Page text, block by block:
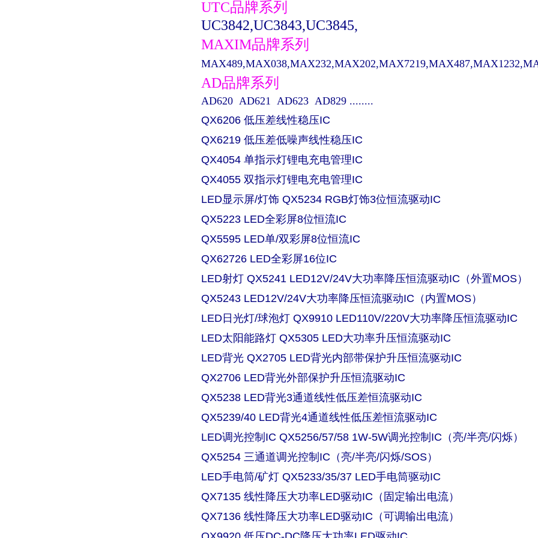
UTC品牌系列
UC3842,UC3843,UC3845,
MAXIM品牌系列
AD品牌系列
AD620 AD621 AD623 AD829 ........
QX6206 低压差线性稳压IC
QX6219 低压差低噪声线性稳压IC
QX4054 单指示灯锂电充电管理IC
QX4055 双指示灯锂电充电管理IC
LED显示屏/灯饰 QX5234 RGB灯饰3位恒流驱动IC
QX5223 LED全彩屏8位恒流IC
QX5595 LED单/双彩屏8位恒流IC
QX62726 LED全彩屏16位IC
LED射灯 QX5241 LED12V/24V大功率降压恒流驱动IC（外置MOS）
QX5243 LED12V/24V大功率降压恒流驱动IC（内置MOS）
LED日光灯/球泡灯 QX9910 LED110V/220V大功率降压恒流驱动IC
LED太阳能路灯 QX5305 LED大功率升压恒流驱动IC
LED背光 QX2705 LED背光内部带保护升压恒流驱动IC
QX2706 LED背光外部保护升压恒流驱动IC
QX5238 LED背光3通道线性低压差恒流驱动IC
QX5239/40 LED背光4通道线性低压差恒流驱动IC
LED调光控制IC QX5256/57/58 1W-5W调光控制IC（亮/半亮/闪烁）
QX5254 三通道调光控制IC（亮/半亮/闪烁/SOS）
LED手电筒/矿灯 QX5233/35/37 LED手电筒驱动IC
QX7135 线性降压大功率LED驱动IC（固定输出电流）
QX7136 线性降压大功率LED驱动IC（可调输出电流）